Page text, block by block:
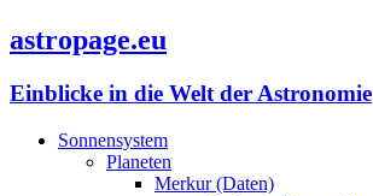
astropage.eu
Einblicke in die Welt der Astronomie
Sonnensystem
Planeten
Merkur (Daten)